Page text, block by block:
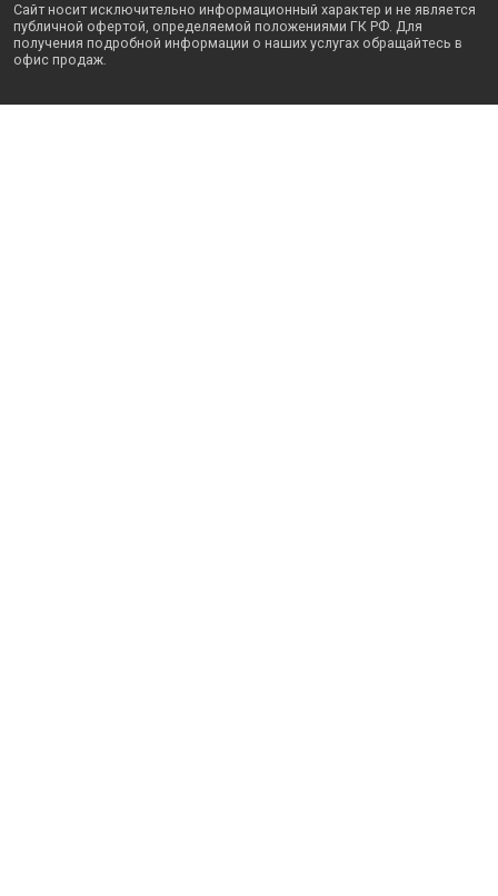
Сайт носит исключительно информационный характер и не является
публичной офертой, определяемой положениями ГК РФ. Для
получения подробной информации о наших услугах обращайтесь в
офис продаж.